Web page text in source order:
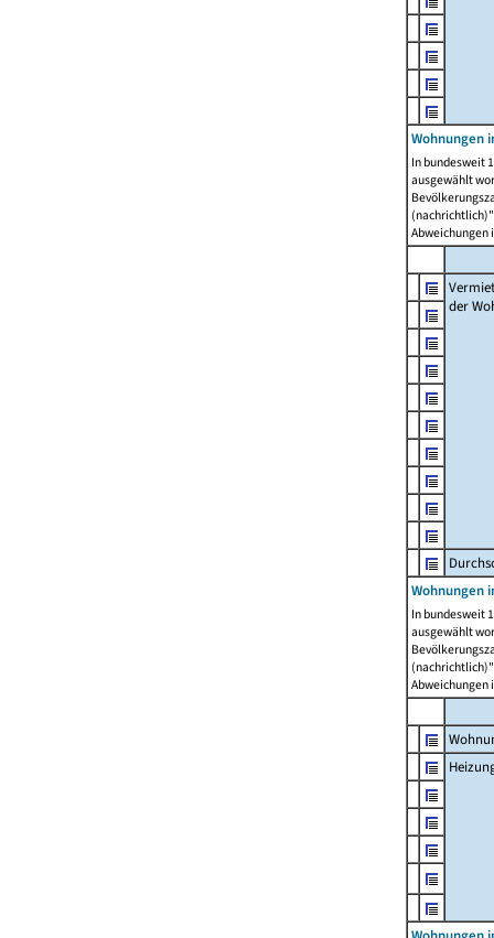
Wohnungen
In bundesweit
ausgewählt
Abweichungen
der
Wohnungen
In bundesweit
ausgewählt
Abweichungen